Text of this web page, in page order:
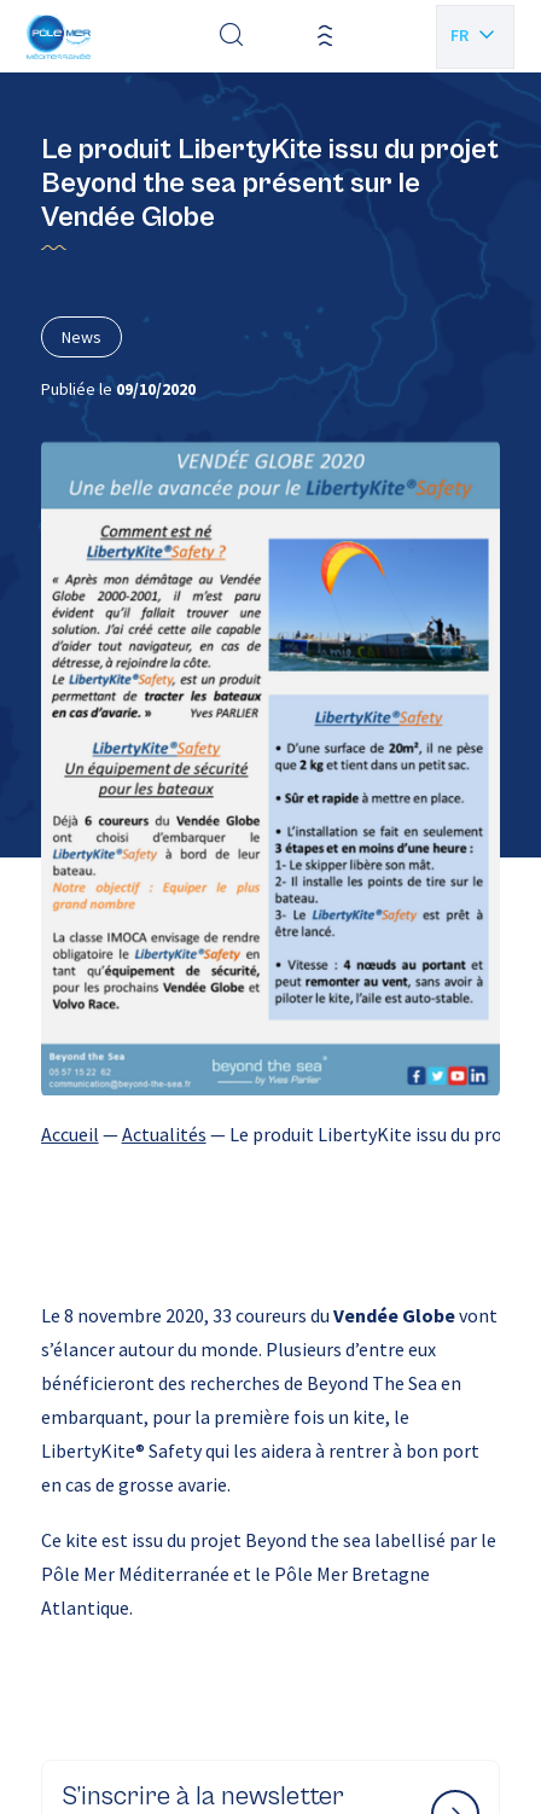
FR
Le produit LibertyKite issu du projet
Beyond the sea présent sur le
Vendée Globe
News
Publiée le09/10/2020
Accueil —Actualités — Le produit LibertyKite issu du projet
Le 8 novembre 2020, 33 coureurs du Vendée Globevont
s’élancer autour du monde. Plusieurs d’entre eux
bénéficieront des recherches de Beyond The Sea en
embarquant, pour la première fois un kite, le
LibertyKite® Safety qui les aidera à rentrer à bon port
en cas de grosse avarie.
Ce kite est issu du projet Beyond the sea labellisé par le
Pôle Mer Méditerranée et le Pôle Mer Bretagne
Atlantique.
S’inscrire à la newsletter
Panneau de gestion des cookies